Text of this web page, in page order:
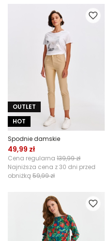
OUTLET
HOT
Spodnie damskie
49,99 zł
Cena regularna 139,99 zł
Najniższa cena z 30 dni przed
obniżką 59,99 zł